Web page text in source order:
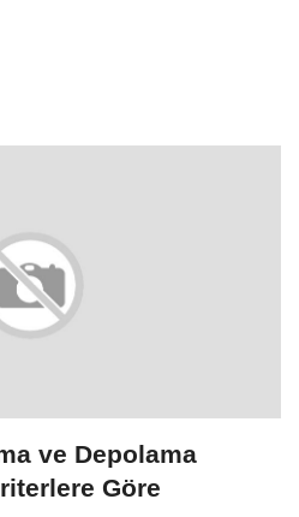
ve Depolama
Göre